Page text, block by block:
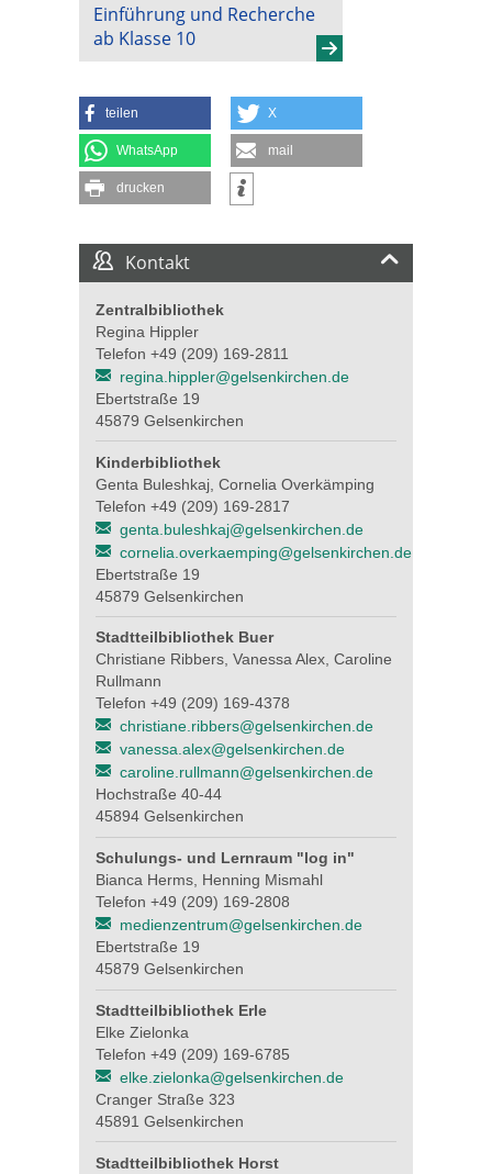
Einführung und Recherche
ab Klasse 10
teilen X
WhatsApp mail
drucken
Kontakt
Zentralbibliothek
Regina Hippler
Telefon +49 (209) 169-2811
regina.hippler@gelsenkirchen.de
Ebertstraße 19
45879 Gelsenkirchen
Kinderbibliothek
Genta Buleshkaj, Cornelia Overkämping
Telefon +49 (209) 169-2817
genta.buleshkaj@gelsenkirchen.de
cornelia.overkaemping@gelsenkirchen.de
Ebertstraße 19
45879 Gelsenkirchen
Stadtteilbibliothek Buer
Christiane Ribbers, Vanessa Alex, Caroline
Rullmann
Telefon +49 (209) 169-4378
christiane.ribbers@gelsenkirchen.de
vanessa.alex@gelsenkirchen.de
caroline.rullmann@gelsenkirchen.de
Hochstraße 40-44
45894 Gelsenkirchen
Schulungs- und Lernraum "log in"
Bianca Herms, Henning Mismahl
Telefon +49 (209) 169-2808
medienzentrum@gelsenkirchen.de
Ebertstraße 19
45879 Gelsenkirchen
Stadtteilbibliothek Erle
Elke Zielonka
Telefon +49 (209) 169-6785
elke.zielonka@gelsenkirchen.de
Cranger Straße 323
45891 Gelsenkirchen
Stadtteilbibliothek Horst